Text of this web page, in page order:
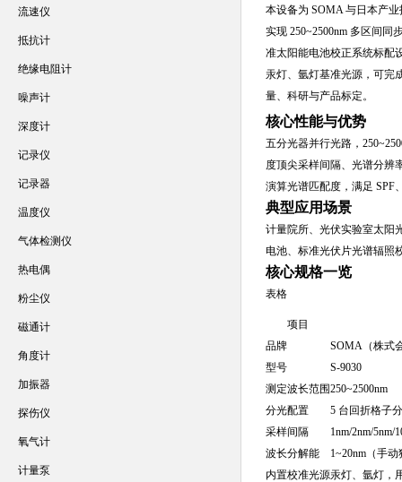
本设备为 SOMA 与日本产
实现 250~2500nm 多区间
准太阳能电池校正系统标配
汞灯、氩灯基准光源，可完
量、科研与产品标定。
核心性能与优势
五分光器并行光路，
度顶尖采样间隔、光谱分辨
演算光谱匹配度，满足 SPF
典型应用场景
计量院所、光伏实验室太阳
电池、标准光伏片光谱辐照
核心规格一览
表格
项目
品牌
SOMA（株式
型号
S-9030
测定波长范围250~2500nm
分光配置
5 台回折格子
采样间隔
1nm/2nm/
波长分解能
1~20nm（手
内置校准光源汞灯、氩灯，
流速仪
抵抗计
绝缘电阻计
噪声计
深度计
记录仪
记录器
温度仪
气体检测仪
热电偶
粉尘仪
磁通计
角度计
加振器
探伤仪
氧气计
计量泵